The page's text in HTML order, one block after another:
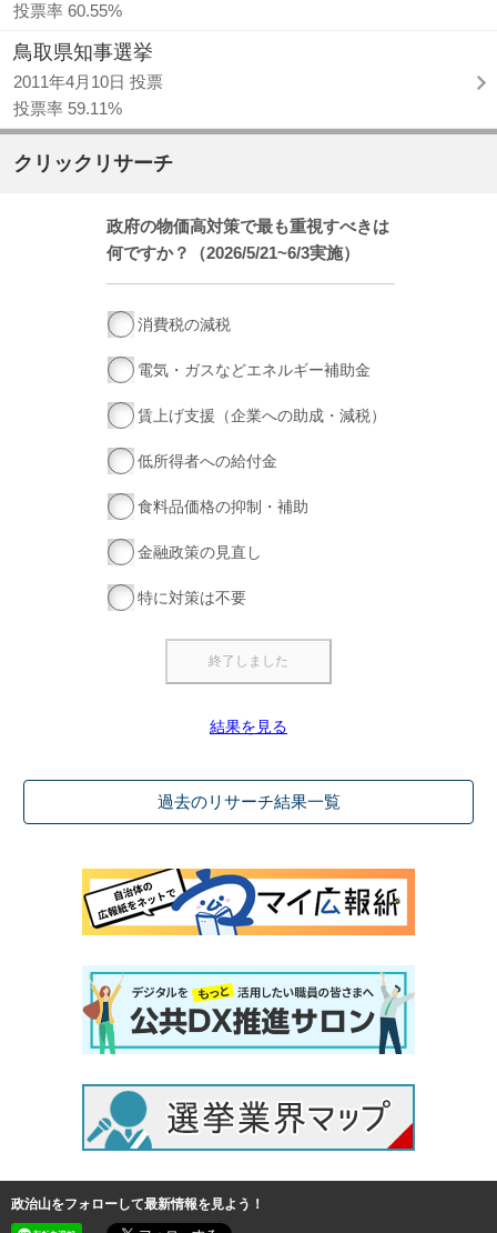
投票率 60.55%
鳥取県知事選挙
2011年4月10日 投票
投票率 59.11%
クリックリサーチ
政府の物価高対策で最も重視すべきは
何ですか？（2026/5/21~6/3実施）
消費税の減税
電気・ガスなどエネルギー補助金
賃上げ支援（企業への助成・減税）
低所得者への給付金
食料品価格の抑制・補助
金融政策の見直し
特に対策は不要
結果を見る
過去のリサーチ結果一覧
政治山をフォローして最新情報を見よう！